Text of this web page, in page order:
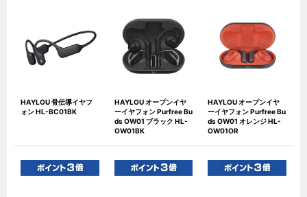
HAYLOU 骨伝導イヤフ
ォン HL-BC01BK
HAYLOU オープンイヤ
ーイヤフォン Purfree Bu
ds OW01 ブラック HL-
OW01BK
HAYLOU オープンイヤ
ーイヤフォン Purfree Bu
ds OW01 オレンジ HL-
OW01OR